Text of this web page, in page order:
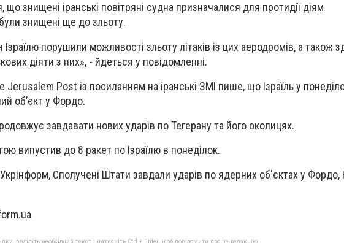
знищені іранські повітряні судна призначалися для протидії діям
знищені ще до зльоту.
Ізраїлю порушили можливості зльоту літаків із цих аеродромів, а також
діяти з них», - йдеться у повідомленні.
Jerusalem Post із посиланням на іранські ЗМІ пише, що Ізраїль у
об’єкт у Фордо.
завдавати нових ударів по Тегерану та його околицях.
випустив до 8 ракет по Ізраїлю в понеділок.
Сполучені Штати завдали ударів по ядерних об'єктах у Фордо,
виділіть необхідний текст і натисніть Ctrl + Enter, щоб повідомити про це редакцію